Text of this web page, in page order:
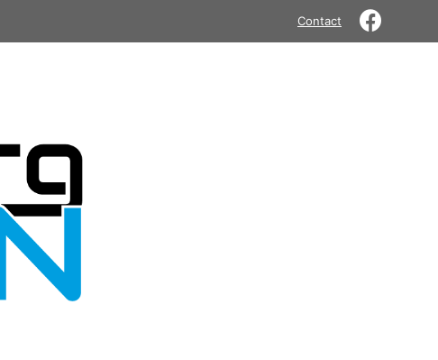
Contact